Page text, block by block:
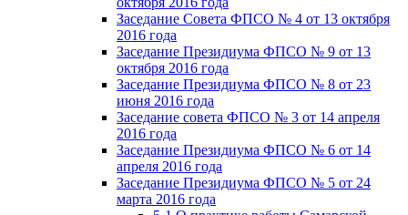
Заседание Совета ФПСО № 4 от 13 октября
2016 года
Заседание Президиума ФПСО № 9 от 13
октября 2016 года
Заседание Президиума ФПСО № 8 от 23
июня 2016 года
Заседание совета ФПСО № 3 от 14 апреля
2016 года
Заседание Президиума ФПСО № 6 от 14
апреля 2016 года
Заседание Президиума ФПСО № 5 от 24
марта 2016 года